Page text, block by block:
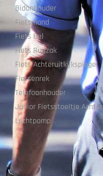
Bidonhouder
Fietsmand
Fiets Bel
Fiets Rugzak
Fiets Achteruitkijkspiegel
Fietsenrek
Telefoonhouder
Junior Fietsstoeltje Achter
Luchtpomp